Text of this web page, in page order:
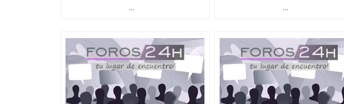
文凭、假文凭假毕业证假学历书制作、假制作、办理、仿制学位
认证、留服认证、使馆认证、使馆证明、使馆留学回国人员证明
认证、留学生学历认证、留学生学位认证、英国文凭学历、美国
历、新西兰学历认证等q:551190476 微信：551190476 圣何塞州
University）圣何塞州立大学毕业证（San Jose State University）
University）圣何塞州立大学成绩单（San Jose State University）
... ...